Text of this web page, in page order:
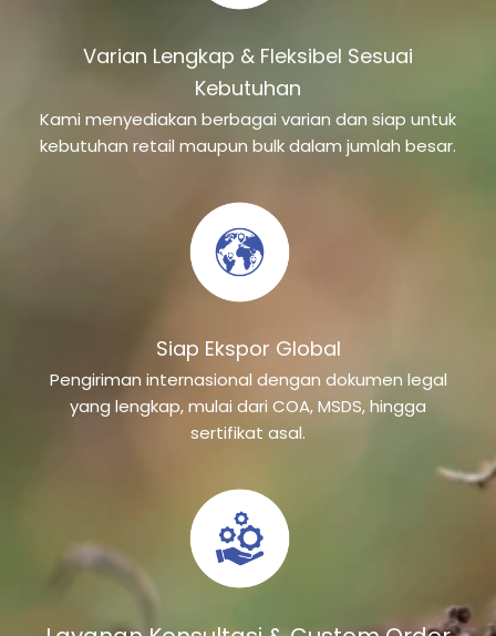
Varian Lengkap & Fleksibel Sesuai
Kebutuhan
Kami menyediakan berbagai varian dan siap untuk
kebutuhan retail maupun bulk dalam jumlah besar.
Siap Ekspor Global
Pengiriman internasional dengan dokumen legal
yang lengkap, mulai dari COA, MSDS, hingga
sertifikat asal.